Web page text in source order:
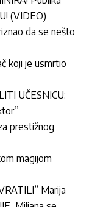
(VIDEO)
da se nešto
koji je usmrtio
UČESNICU:
prestižnog
magijom
Marija